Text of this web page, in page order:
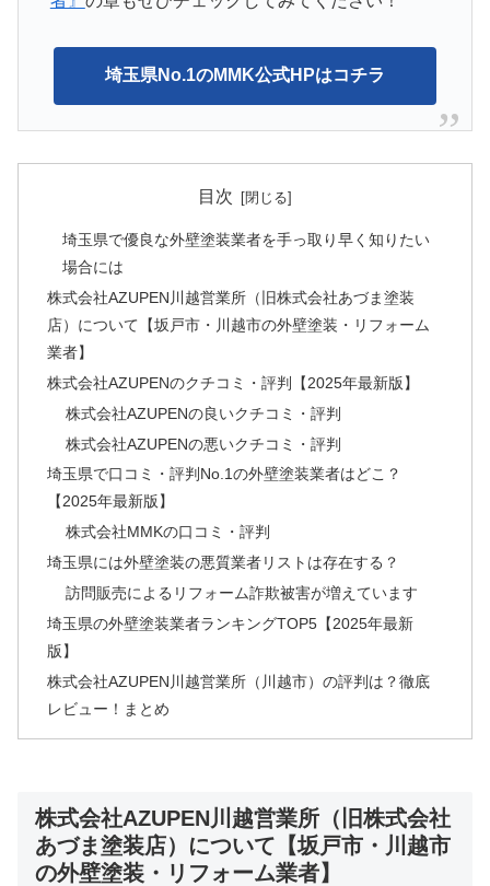
埼玉県No.1のMMK公式HPはコチラ
目次
埼玉県で優良な外壁塗装業者を手っ取り早く知りたい
場合には
株式会社AZUPEN川越営業所（旧株式会社あづま塗装
店）について【坂戸市・川越市の外壁塗装・リフォーム
業者】
株式会社AZUPENのクチコミ・評判【2025年最新版】
株式会社AZUPENの良いクチコミ・評判
株式会社AZUPENの悪いクチコミ・評判
埼玉県で口コミ・評判No.1の外壁塗装業者はどこ？
【2025年最新版】
株式会社MMKの口コミ・評判
埼玉県には外壁塗装の悪質業者リストは存在する？
訪問販売によるリフォーム詐欺被害が増えています
埼玉県の外壁塗装業者ランキングTOP5【2025年最新
版】
株式会社AZUPEN川越営業所（川越市）の評判は？徹底
レビュー！まとめ
株式会社AZUPEN川越営業所（旧株式会社
あづま塗装店）について【坂戸市・川越市
の外壁塗装・リフォーム業者】